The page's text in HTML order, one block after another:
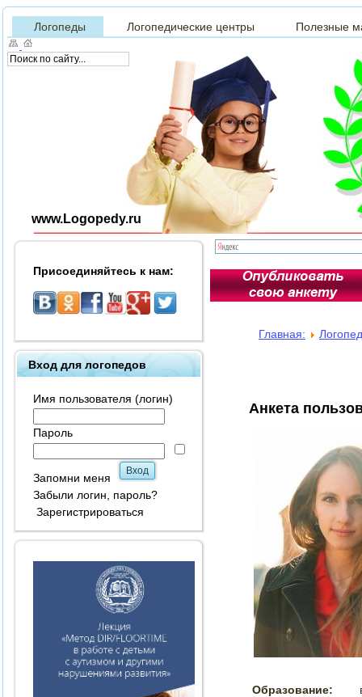
Логопеды Логопедические центры Полезные
www.Logopedy.ru
Присоединяйтесь к нам:
Вход для логопедов
Имя пользователя (логин)
Пароль
Запомни меня
Забыли логин, пароль?
Зарегистрироваться
Главная:
Анкета
Образование: